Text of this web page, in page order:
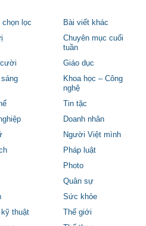
chọn lọc
Bài viết khác
Chuyên mục cuối
tuần
cười
Giáo dục
Khoa học – Công
nghệ
Tin tặc
Doanh nhân
Người Việt mình
Pháp luật
Photo
Quân sự
Sức khỏe
kỹ thuật
Thế giới